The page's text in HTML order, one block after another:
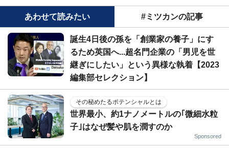
あわせて読みたい #ミツカンの記事
誕生4日後の孫を「創業家の養子」にす
るため英国へ...超名門企業の「男児を世
継ぎにしたい」という異様な執着【2023
編集部セレクション】
その秘めたるポテンシャルとは
世界最小、約1ナノメートルの｢微細水粒
子｣はなぜ髪や肌を潤すのか
Sponsored